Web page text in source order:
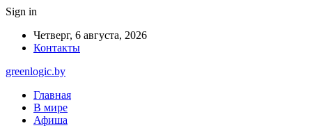
Sign in
Четверг, 6 августа, 2026
Контакты
greenlogic.by
Главная
В мире
Афиша